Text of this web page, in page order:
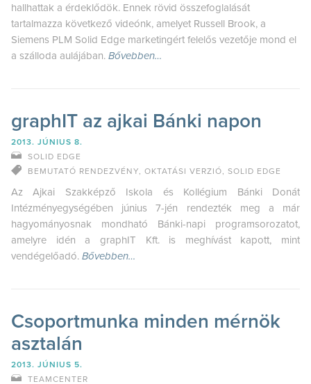
hallhattak a érdeklődök. Ennek rövid összefoglalását
tartalmazza következő videónk, amelyet Russell Brook, a
Siemens PLM Solid Edge marketingért felelős vezetője mond el
a szálloda aulájában. Bővebben…
graphIT az ajkai Bánki napon
2013. JÚNIUS 8.
SOLID EDGE
BEMUTATÓ RENDEZVÉNY, OKTATÁSI VERZIÓ, SOLID EDGE
Az Ajkai Szakképző Iskola és Kollégium Bánki Donát
Intézményegységében június 7-jén rendezték meg a már
hagyományosnak mondható Bánki-napi programsorozatot,
amelyre idén a graphIT Kft. is meghívást kapott, mint
vendégelőadó. Bővebben…
Csoportmunka minden mérnök
asztalán
2013. JÚNIUS 5.
TEAMCENTER